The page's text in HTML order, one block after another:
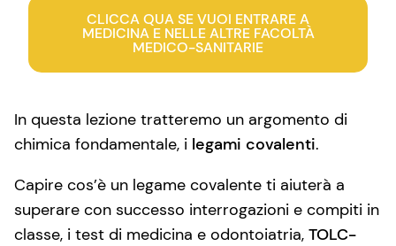
CLICCA QUA SE VUOI ENTRARE A
MEDICINA E NELLE ALTRE FACOLTÀ
MEDICO-SANITARIE
In questa lezione tratteremo un argomento di
chimica fondamentale, i legami covalenti.
Capire cos’è un legame covalente ti aiuterà a
superare con successo interrogazioni e compiti in
classe, i test di medicina e odontoiatria, TOLC-